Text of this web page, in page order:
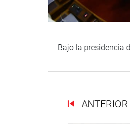
Bajo la presidencia
ANTERIOR